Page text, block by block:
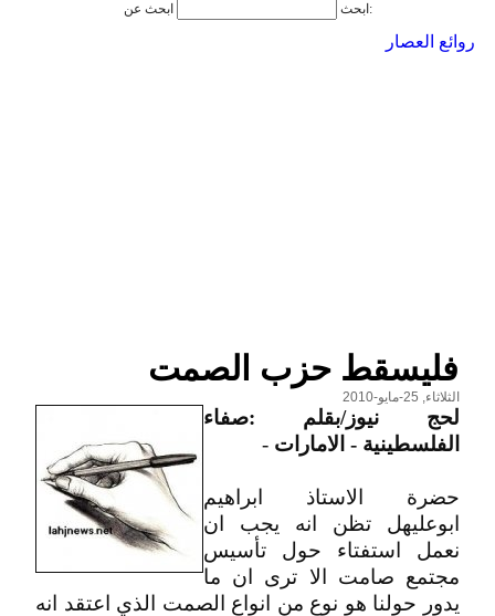
ابحث ابحث عن:
روائع العصار
فليسقط حزب الصمت
الثلاثاء, 25-مايو-2010
لحج نيوز/بقلم :صفاء
الفلسطينية - الامارات -
حضرة الاستاذ ابراهيم
ابوعليهل تظن انه يجب ان
نعمل استفتاء حول تأسيس
مجتمع صامت الا ترى ان ما
يدور حولنا هو نوع من انواع الصمت الذي اعتقد انه